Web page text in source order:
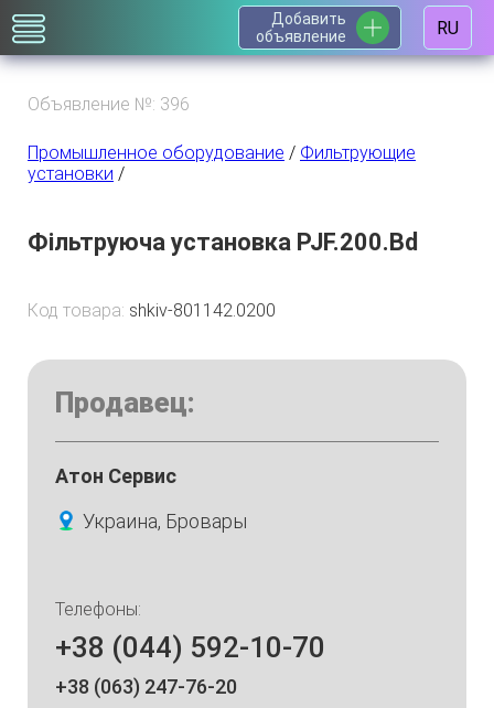
Добавить
объявление
RU
Объявление №: 396
Промышленное оборудование / Фильтрующие
установки /
Фільтруюча установка PJF.200.Bd
Код товара: shkiv-801142.0200
Продавец:
Атон Сервис
Украина, Бровары
Телефоны:
+38 (044) 592-10-70
+38 (063) 247-76-20